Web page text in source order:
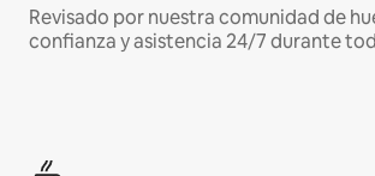
Revisado por nuestra comunidad de
confianza y asistencia 24/7 durante